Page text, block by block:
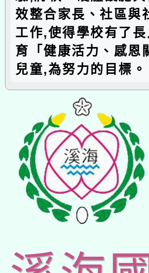
效整合家長、社區與
工作,使得學校有了
育「健康活力、感恩
兒童,為努力的目標。